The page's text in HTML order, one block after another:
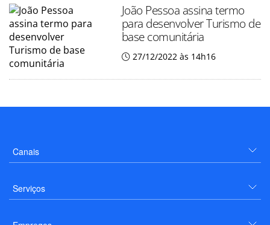
João Pessoa assina termo
para desenvolver Turismo de
base comunitária
27/12/2022 às 14h16
Canais
Serviços